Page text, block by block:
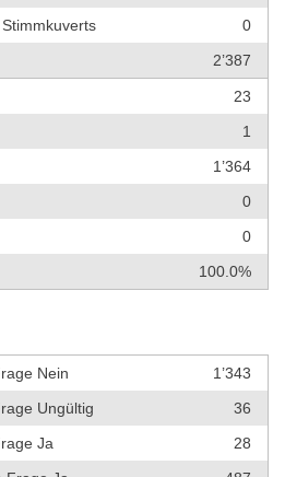
0
2’387
23
1
1’364
0
0
100.0%
Nein
1’343
Ungültig
36
Ja
28